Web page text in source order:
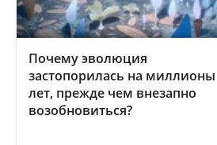
Почему эволюция
застопорилась на миллионы
лет, прежде чем внезапно
возобновиться?